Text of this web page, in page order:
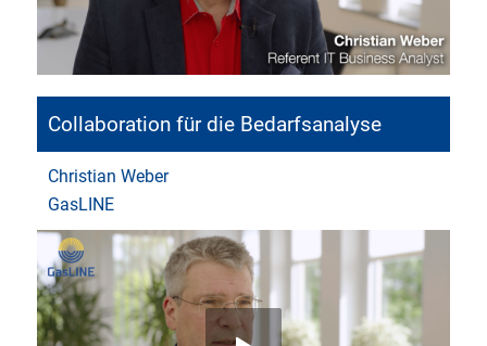
Collaboration für die Bedarfsanalyse
Christian Weber
GasLINE